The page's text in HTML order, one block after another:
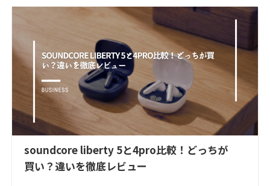
soundcore liberty 5と4pro比較！どっちが
買い？違いを徹底レビュー